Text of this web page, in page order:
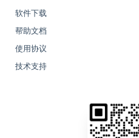
软件下载
帮助文档
使用协议
技术支持